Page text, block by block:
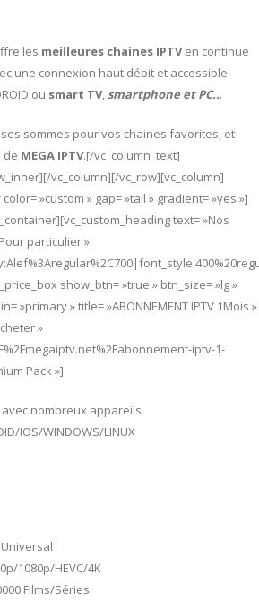
les meilleures chaines IPTVen continue
une connexion haut débit et accessible
ou smart TV,smartphone et PC...
sommes pour vos chaines favorites, et
de MEGA IPTV.[/vc_column_text]
vc_column][/vc_row][vc_column]
»custom » gap= »tall » gradient= »yes »]
text= »Nos
particulier »
show_btn= »true » btn_size= »lg »
»primary » title= »ABONNEMENT IPTV 1Mois »
»
iptv-1-
Pack »]
avec nombreux appareils
IOS/WINDOWS/LINUX
1080p/HEVC/4K
Films/Séries